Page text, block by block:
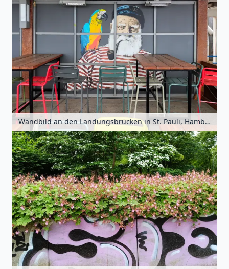
Wandbild an den Landungsbrücken in St. Pauli, Hamburg, Deutschland